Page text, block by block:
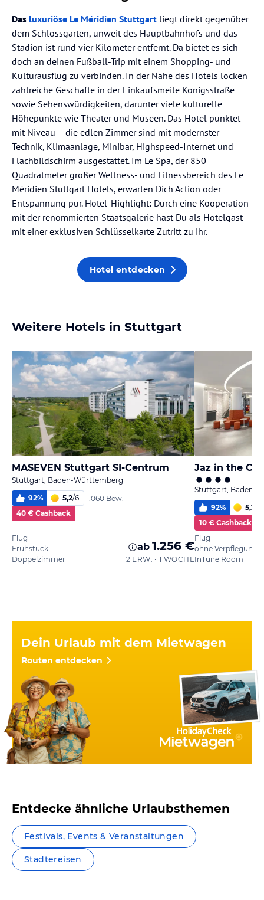
Das luxuriöse Le Méridien Stuttgart liegt direkt gegenüber
dem Schlossgarten, unweit des Hauptbahnhofs und das
Stadion ist rund vier Kilometer entfernt. Da bietet es sich
doch an deinen Fußball-Trip mit einem Shopping- und
Kulturausflug zu verbinden. In der Nähe des Hotels locken
zahlreiche Geschäfte in der Einkaufsmeile Königsstraße
sowie Sehenswürdigkeiten, darunter viele kulturelle
Höhepunkte wie Theater und Museen. Das Hotel punktet
mit Niveau – die edlen Zimmer sind mit modernster
Technik, Klimaanlage, Minibar, Highspeed-Internet und
Flachbildschirm ausgestattet. Im Le Spa, der 850
Quadratmeter großer Wellness- und Fitnessbereich des Le
Méridien Stuttgart Hotels, erwarten Dich Action oder
Entspannung pur. Hotel-Highlight: Durch eine Kooperation
mit der renommierten Staatsgalerie hast Du als Hotelgast
mit einer exklusiven Schlüsselkarte Zutritt zu ihr.
Hotel entdecken
Weitere Hotels in Stuttgart
MASEVEN Stuttgart SI-Centrum
Stuttgart, Baden-Württemberg
92% 5,2/6
1.060 Bew.
40 € Cashback
Flug
Frühstück
Doppelzimmer
ab 1.256 €
2 ERW. • 1 WOCHE
Jaz in the
Stuttgart, Baden-
92% 5,2
10 € Cashback
Flug
ohne Verpflegung
InTune Room
Dein Urlaub mit dem Mietwagen
Routen entdecken
Entdecke ähnliche Urlaubsthemen
Festivals, Events & Veranstaltungen
Städtereisen